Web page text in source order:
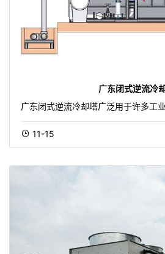
广东闭式逆流冷
广东闭式逆流冷却塔广泛用于许多工
11-15